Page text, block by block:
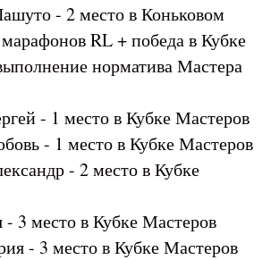
- 2 место в Коньковом
RL + победа в Кубке
норматива Мастера
- 1 место в Кубке Мастеров
- 1 место в Кубке Мастеров
- 2 место в Кубке
3 место в Кубке Мастеров
- 3 место в Кубке Мастеров